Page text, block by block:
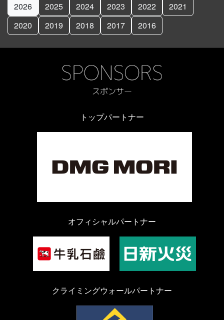
2026 2025 2024 2023 2022
2021
2020
2019 2018 2017 2016
トップパートナー
オフィシャルパートナー
クライミングウォールパートナー